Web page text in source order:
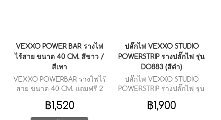
VEXXO POWER BAR รางไฟ
ไร้สาย ขนาด 40 CM. สีขาว /
สีเทา
VEXXO POWERBAR รางไฟไร้
สาย ขนาด 40 CM. แถมฟรี 2
กล่อง
฿1,520
ปลั๊กไฟ VEXXO STUDIO
POWERSTRIP รางปลั๊กไฟ รุ่น
DO883 (สีดำ)
ปลั๊กไฟ VEXXO STUDIO
POWERSTRIP รางปลั๊กไฟ รุ่น
8 ช่องเสียบ 2 USB + 1 TYPE-C
฿1,900